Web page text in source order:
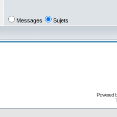
Messages Sujets
Powered